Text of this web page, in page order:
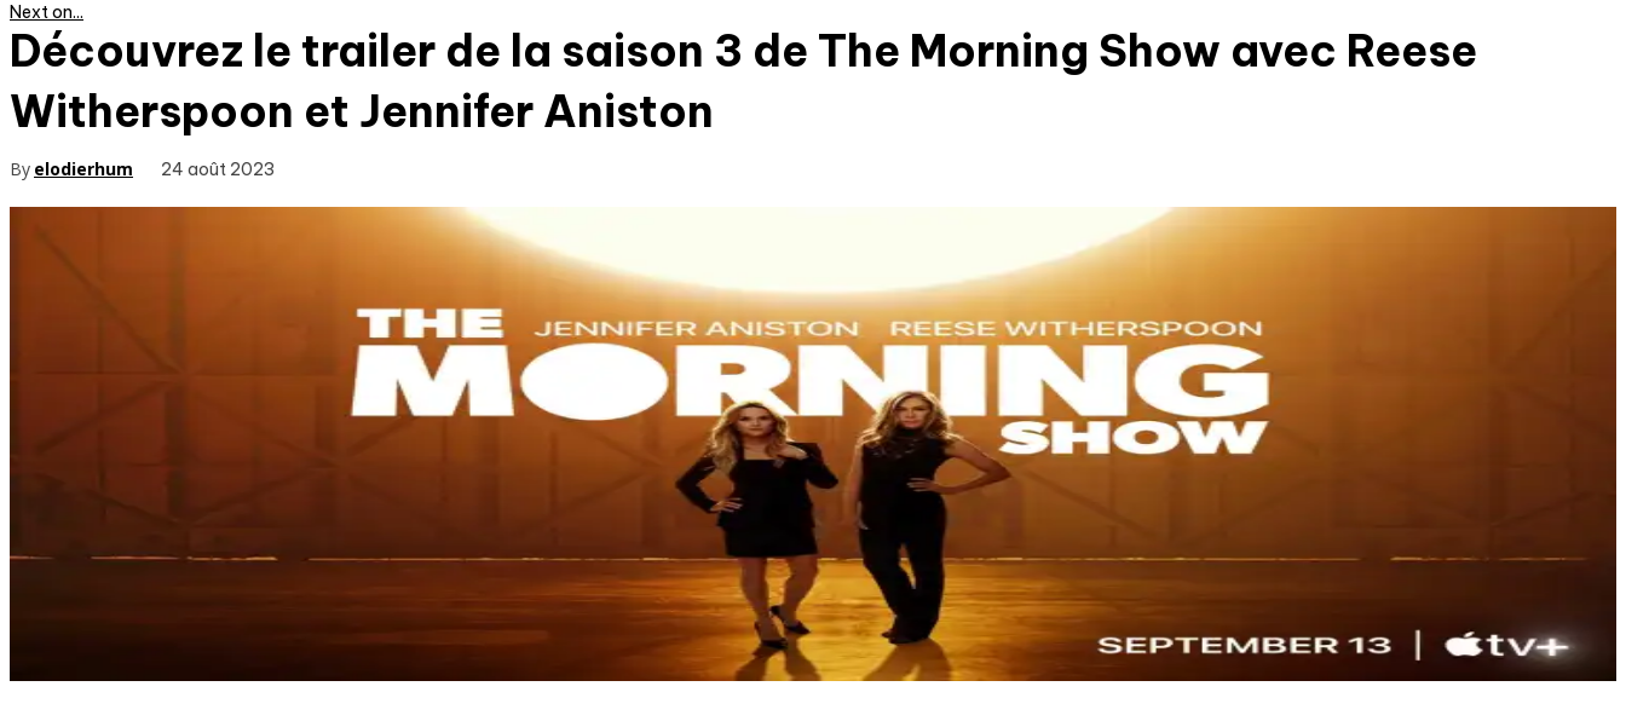
Next on...
Découvrez le trailer de la saison 3 de The Morning Show avec Reese
Witherspoon et Jennifer Aniston
By elodierhum 24 août 2023